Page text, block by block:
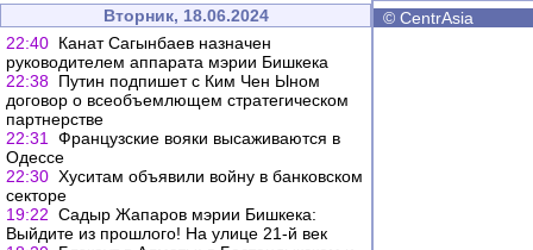
Вторник, 18.06.2024
22:40 Канат Сагынбаев назначен
руководителем аппарата мэрии Бишкека
22:38 Путин подпишет с Ким Чен Ыном
договор о всеобъемлющем стратегическом
партнерстве
22:31
Французские вояки высаживаются в
Одессе
22:30 Хуситам объявили войну в банковском
секторе
19:22 Садыр Жапаров мэрии Бишкека:
Выйдите из прошлого! На улице 21-й век
© CentrAsia